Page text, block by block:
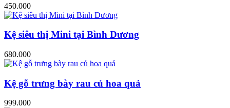
450.000
Kệ siêu thị Mini tại Bình Dương
680.000
Kệ gỗ trưng bày rau củ hoa quả
999.000